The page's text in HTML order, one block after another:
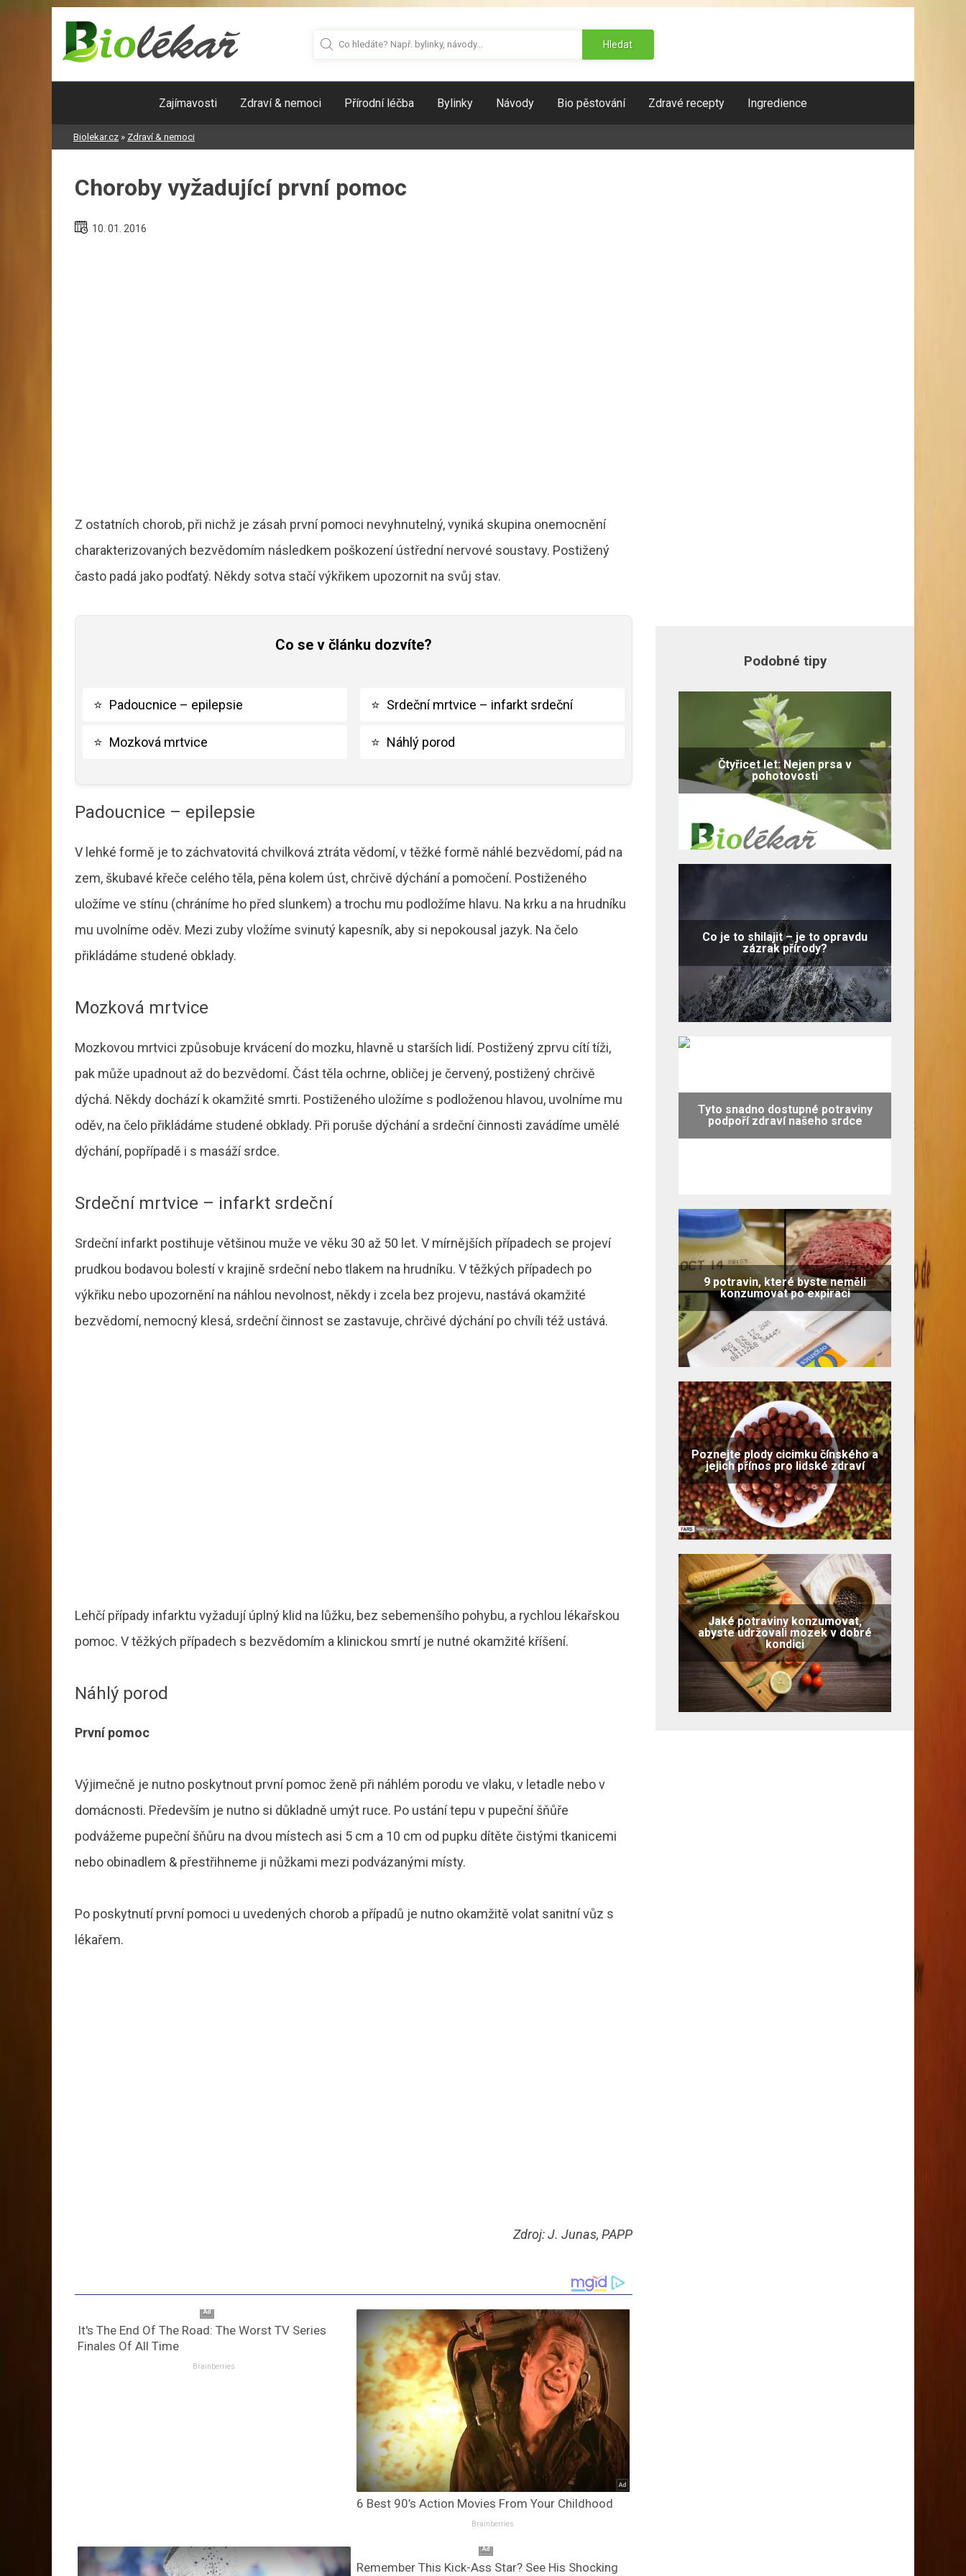
Hledat
Zajímavosti Zdraví & nemoci Přírodní léčba Bylinky Návody Bio pěstování Zdravé recepty Ingredience
Biolekar.cz » Zdraví & nemoci
Choroby vyžadující první pomoc
10. 01. 2016
Z ostatních chorob, při nichž je zásah první pomoci nevyhnutelný, vyniká skupina onemocnění
charakterizovaných bezvědomím následkem poškození ústřední nervové soustavy. Postižený
často padá jako podťatý. Někdy sotva stačí výkřikem upozornit na svůj stav.
Co se v článku dozvíte?
⭐ Padoucnice – epilepsie
⭐ Mozková mrtvice
⭐ Srdeční mrtvice – infarkt srdeční
⭐ Náhlý porod
Padoucnice – epilepsie
V lehké formě je to záchvatovitá chvilková ztráta vědomí, v těžké formě náhlé bezvědomí, pád na
zem, škubavé křeče celého těla, pěna kolem úst, chrčivě dýchání a pomočení. Postiženého
uložíme ve stínu (chráníme ho před slunkem) a trochu mu podložíme hlavu. Na krku a na hrudníku
mu uvolníme oděv. Mezi zuby vložíme svinutý kapesník, aby si nepokousal jazyk. Na čelo
přikládáme studené obklady.
Mozková mrtvice
Mozkovou mrtvici způsobuje krvácení do mozku, hlavně u starších lidí. Postižený zprvu cítí tíži,
pak může upadnout až do bezvědomí. Část těla ochrne, obličej je červený, postižený chrčivě
dýchá. Někdy dochází k okamžité smrti. Postiženého uložíme s podloženou hlavou, uvolníme mu
oděv, na čelo přikládáme studené obklady. Při poruše dýchání a srdeční činnosti zavádíme umělé
dýchání, popřípadě i s masáží srdce.
Srdeční mrtvice – infarkt srdeční
Srdeční infarkt postihuje většinou muže ve věku 30 až 50 let. V mírnějších případech se projeví
prudkou bodavou bolestí v krajině srdeční nebo tlakem na hrudníku. V těžkých případech po
výkřiku nebo upozornění na náhlou nevolnost, někdy i zcela bez projevu, nastává okamžité
bezvědomí, nemocný klesá, srdeční činnost se zastavuje, chrčivé dýchání po chvíli též ustává.
Lehčí případy infarktu vyžadují úplný klid na lůžku, bez sebemenšího pohybu, a rychlou lékařskou
pomoc. V těžkých případech s bezvědomím a klinickou smrtí je nutné okamžité kříšení.
Náhlý porod
První pomoc
Výjimečně je nutno poskytnout první pomoc ženě při náhlém porodu ve vlaku, v letadle nebo v
domácnosti. Především je nutno si důkladně umýt ruce. Po ustání tepu v pupeční šňůře
podvážeme pupeční šňůru na dvou místech asi 5 cm a 10 cm od pupku dítěte čistými tkanicemi
nebo obinadlem & přestřihneme ji nůžkami mezi podvázanými místy.
Po poskytnutí první pomoci u uvedených chorob a případů je nutno okamžitě volat sanitní vůz s
lékařem.
Zdroj: J. Junas, PAPP
It's The End Of The Road: The Worst TV Series
Finales Of All Time
Brainberries
6 Best 90’s Action Movies From Your Childhood
Brainberries
Remember This Kick-Ass Star? See His Shocking
Podobné tipy
Čtyřicet let: Nejen prsa v
pohotovosti
Co je to shilajit – je to opravdu
zázrak přírody?
Tyto snadno dostupné potraviny
podpoří zdraví našeho srdce
9 potravin, které byste neměli
konzumovat po expiraci
Poznejte plody cicimku čínského a
jejich přínos pro lidské zdraví
Jaké potraviny konzumovat,
abyste udržovali mozek v dobré
kondici